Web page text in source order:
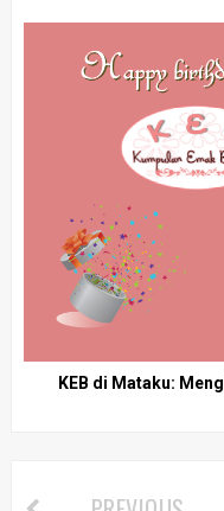
KEB di Mataku: